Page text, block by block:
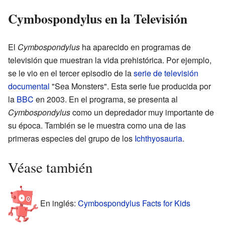
Cymbospondylus en la Televisión
El Cymbospondylus ha aparecido en programas de
televisión que muestran la vida prehistórica. Por ejemplo,
se le vio en el tercer episodio de laserie de televisión
documental "Sea Monsters". Esta serie fue producida por
la BBC en 2003. En el programa, se presenta al
Cymbospondyluscomo un depredador muy importante de
su época. También se le muestra como una de las
primeras especies del grupo de los Ichthyosauria.
Véase también
En inglés: Cymbospondylus Facts for Kids